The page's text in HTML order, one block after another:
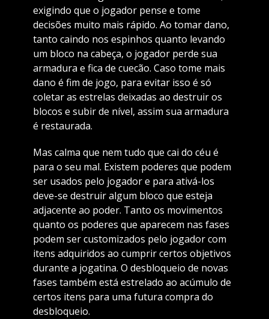
exigindo que o jogador pense e tome
decisões muito mais rápido. Ao tomar dano,
tanto caindo nos espinhos quanto levando
um bloco na cabeça, o jogador perde sua
armadura e fica de cuecão. Caso tome mais
dano é fim de jogo, para evitar isso é só
coletar as estrelas deixadas ao destruir os
blocos e subir de nível, assim sua armadura
é restaurada.
Mas calma que nem tudo que cai do céu é
para o seu mal. Existem poderes que podem
ser usados pelo jogador e para ativá-los
deve-se destruir algum bloco que esteja
adjacente ao poder. Tanto os movimentos
quanto os poderes que aparecem nas fases
podem ser customizados pelo jogador com
itens adquiridos ao cumprir certos objetivos
durante a jogatina. O desbloqueio de novas
fases também está estrelado ao acúmulo de
certos itens para uma futura compra do
desbloqueio.